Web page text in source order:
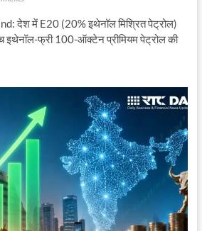
देश में E20 (20% इथेनॉल मिश्रित पेट्रोल)
इथेनॉल-फ्री 100-ऑक्टेन प्रीमियम पेट्रोल की